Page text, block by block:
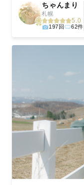
ちゃんまり
札幌
5.0
197回 62件